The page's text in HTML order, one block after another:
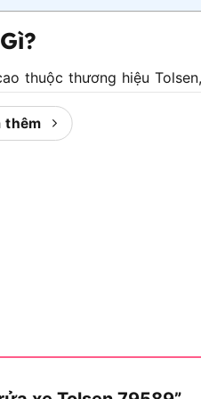
thuộc thương hiệu
trống giữa các máy phổ
trong tên sản phẩm: công
nhỏ gọn để cất giữ trong
nhóm người dùng chính:
thêm